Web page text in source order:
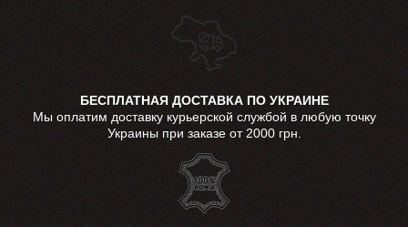
БЕСПЛАТНАЯ ДОСТАВКА ПО УКРАИНЕ
Мы оплатим доставку курьерской службой в любую точку
Украины при заказе от 2000 грн.